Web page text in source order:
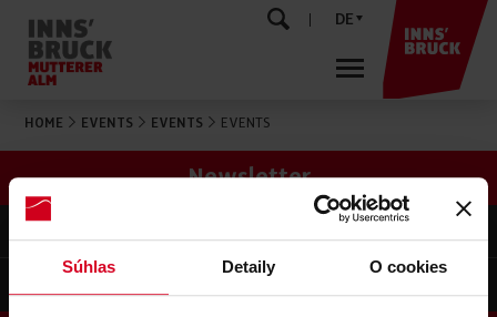
Súhlas Detaily O cookies
DE
HOME EVENTS EVENTS EVENTS
Newsletter
SERVICE